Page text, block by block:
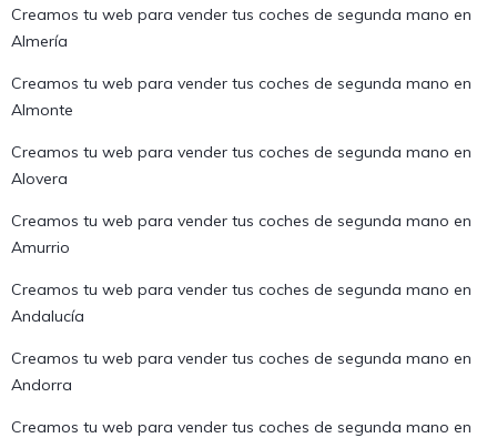
Creamos tu web para vender tus coches de segunda mano en
Almería
Creamos tu web para vender tus coches de segunda mano en
Almonte
Creamos tu web para vender tus coches de segunda mano en
Alovera
Creamos tu web para vender tus coches de segunda mano en
Amurrio
Creamos tu web para vender tus coches de segunda mano en
Andalucía
Creamos tu web para vender tus coches de segunda mano en
Andorra
Creamos tu web para vender tus coches de segunda mano en